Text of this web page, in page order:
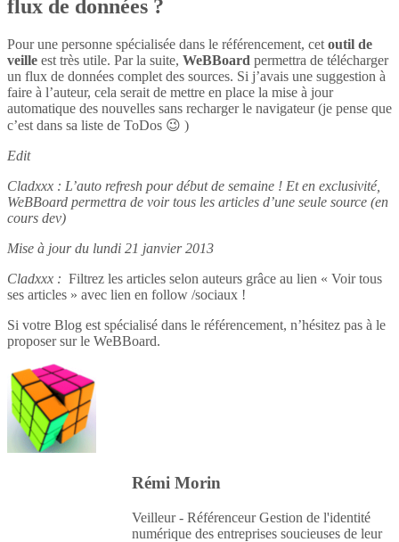
flux de données ?
Pour une personne spécialisée dans le référencement, cet outil de
veille est très utile. Par la suite, WeBBoard permettra de télécharger
un flux de données complet des sources. Si j’avais une suggestion à
faire à l’auteur, cela serait de mettre en place la mise à jour
automatique des nouvelles sans recharger le navigateur (je pense que
c’est dans sa liste de ToDos 😉 )
Edit
Cladxxx : L’auto refresh pour début de semaine ! Et en exclusivité,
WeBBoard permettra de voir tous les articles d’une seule source (en
cours dev)
Mise à jour du lundi 21 janvier 2013
Cladxxx : Filtrez les articles selon auteurs grâce au lien « Voir tous
ses articles » avec lien en follow /sociaux !
Si votre Blog est spécialisé dans le référencement, n’hésitez pas à le
proposer sur le WeBBoard.
Rémi Morin
Veilleur - Référenceur Gestion de l'identité
numérique des entreprises soucieuses de leur